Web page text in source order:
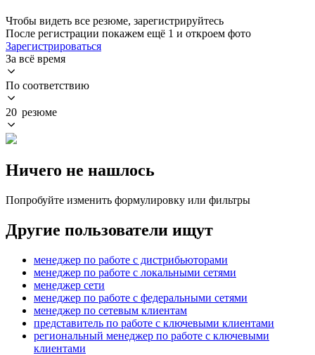
Чтобы видеть все резюме, зарегистрируйтесь
После регистрации покажем ещё 1 и откроем фото
Зарегистрироваться
За всё время
По соответствию
20 резюме
Ничего не нашлось
Попробуйте изменить формулировку или фильтры
Другие пользователи ищут
менеджер по работе с дистрибьюторами
менеджер по работе с локальными сетями
менеджер сети
менеджер по работе с федеральными сетями
менеджер по сетевым клиентам
представитель по работе с ключевыми клиентами
региональный менеджер по работе с ключевыми
клиентами